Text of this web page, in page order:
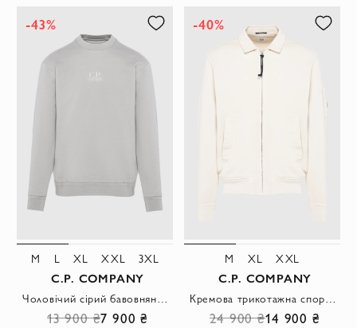
-43%
M L XL XXL 3XL
C.P. COMPANY
Чоловічий сірий бавовняний світшот з вишитим логотипом бренду
13 900 ₴7 900 ₴
-40%
M XL XXL
C.P. COMPANY
Кремова трикотажна спортивна кофта на блискавці з коміром
24 900 ₴14 900 ₴